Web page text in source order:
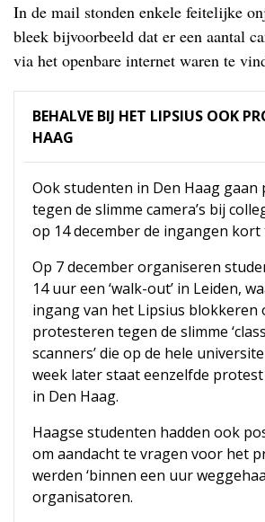
In de mail stonden enkele feitelijke
bleek bijvoorbeeld dat er een aantal
via het openbare internet waren te
BEHALVE BIJ HET LIPSIUS OOK
HAAG
Ook studenten in Den Haag
tegen de slimme camera’s bij
op 14 december de ingangen
Op 7 december organiseren
14 uur een ‘walk-out’ in Leiden,
ingang van het Lipsius blokkeren
protesteren tegen de slimme
scanners’ die op de hele
week later staat eenzelfde
in Den Haag.
Haagse studenten hadden ook
om aandacht te vragen voor het
werden ‘binnen een uur
organisatoren.